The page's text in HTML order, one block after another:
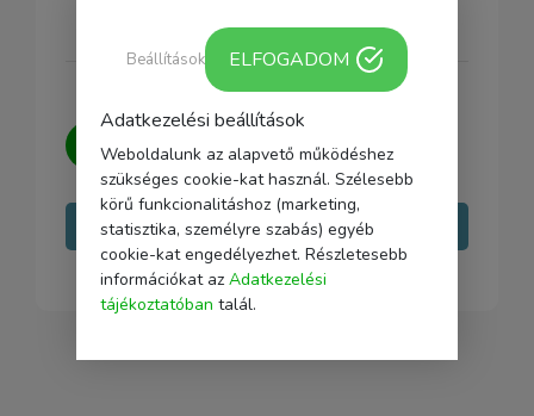
minden kérdésedre választ adni.
Írj nekünk
Adatkezelési beállítások
Weboldalunk az alapvető működéshez
szükséges cookie-kat használ. Szélesebb
körű funkcionalitáshoz (marketing,
statisztika, személyre szabás) egyéb
cookie-kat engedélyezhet. Részletesebb
információkat az Adatkezelési
tájékoztatóban talál.
Beállítások ELFOGADOM